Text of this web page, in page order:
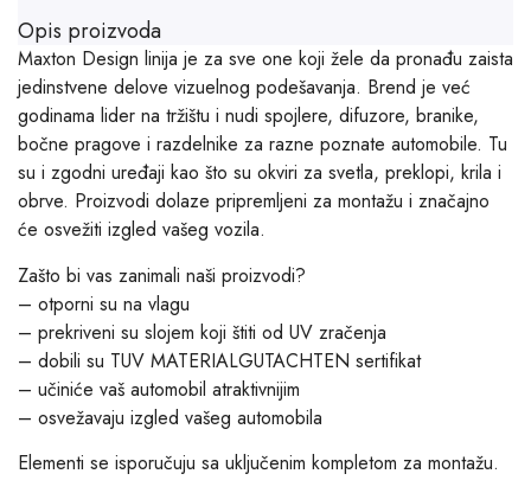
Opis proizvoda
Maxton Design linija je za sve one koji žele da pronađu zaista
jedinstvene delove vizuelnog podešavanja. Brend je već
godinama lider na tržištu i nudi spojlere, difuzore, branike,
bočne pragove i razdelnike za razne poznate automobile. Tu
su i zgodni uređaji kao što su okviri za svetla, preklopi, krila i
obrve. Proizvodi dolaze pripremljeni za montažu i značajno
će osvežiti izgled vašeg vozila.
Zašto bi vas zanimali naši proizvodi?
– otporni su na vlagu
– prekriveni su slojem koji štiti od UV zračenja
– dobili su TUV MATERIALGUTACHTEN sertifikat
– učiniće vaš automobil atraktivnijim
– osvežavaju izgled vašeg automobila
Elementi se isporučuju sa uključenim kompletom za montažu.